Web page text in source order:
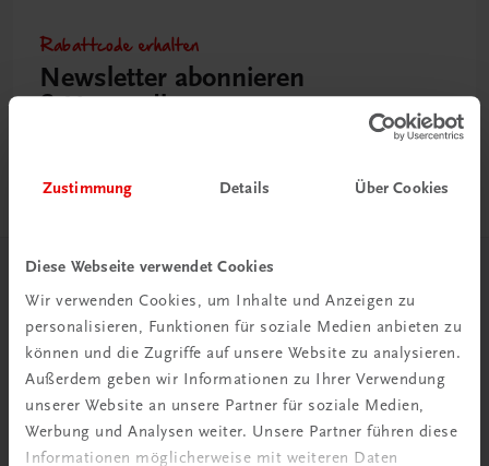
Zustimmung Details Über Cookies
Diese Webseite verwendet Cookies
Wir verwenden Cookies, um Inhalte und Anzeigen zu
personalisieren, Funktionen für soziale Medien anbieten zu
können und die Zugriffe auf unsere Website zu analysieren.
Außerdem geben wir Informationen zu Ihrer Verwendung
unserer Website an unsere Partner für soziale Medien,
Werbung und Analysen weiter. Unsere Partner führen diese
Informationen möglicherweise mit weiteren Daten
Rabattcode erhalten
Newsletter abonnieren
& Versandkosten sparen
Herzlich willkommen bei TRAUNER!
Wir über uns